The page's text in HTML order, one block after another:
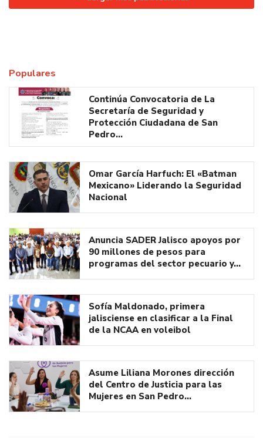
Populares
Continúa Convocatoria de La
Secretaría de Seguridad y
Protección Ciudadana de San
Pedro…
Omar García Harfuch: El «Batman
Mexicano» Liderando la Seguridad
Nacional
Anuncia SADER Jalisco apoyos por
90 millones de pesos para
programas del sector pecuario y…
Sofía Maldonado, primera
jalisciense en clasificar a la Final
de la NCAA en voleibol
Asume Liliana Morones dirección
del Centro de Justicia para las
Mujeres en San Pedro…